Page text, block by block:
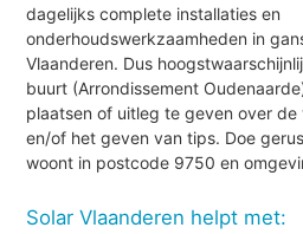
dagelijks complete installaties en
onderhoudswerkzaamheden in
Vlaanderen. Dus
buurt (Arrondissement
plaatsen of uitleg te geven over de
en/of het geven van tips. Doe
woont in postcode 9750 en
Solar Vlaanderen helpt met: